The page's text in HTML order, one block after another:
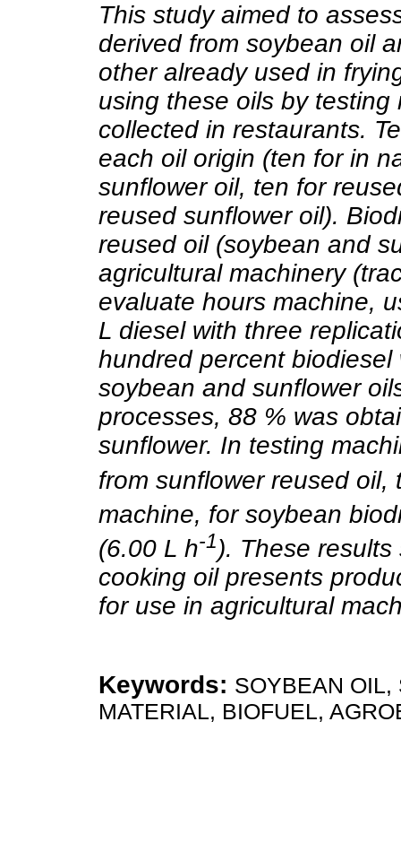
This study aimed to
derived from soybean oil
other already used in
using these oils by
collected in restaurants.
each oil origin (ten for in
sunflower oil, ten for
reused sunflower oil).
reused oil (soybean and
agricultural machinery
evaluate hours machine,
L diesel with three
hundred percent
soybean and sunflower
processes, 88 % was
sunflower. In testing
from sunflower reused
machine, for soybean
(6.00 L h-1). These
cooking oil presents
for use in agricultural
Keywords: SOYBEAN OIL,
MATERIAL, BIOFUEL,